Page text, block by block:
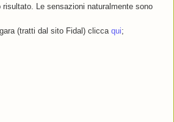
risultato. Le sensazioni naturalmente sono
(tratti dal sito Fidal) clicca qui;